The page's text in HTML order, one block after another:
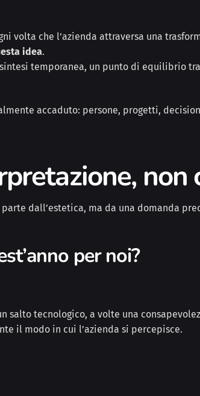
volta che l’azienda attraversa una
idea.
temporanea, un punto di equilibrio
accaduto: persone, progetti,
dall’estetica, ma da una domanda
per noi?
salto tecnologico, a volte una
il modo in cui l’azienda si percepisce.